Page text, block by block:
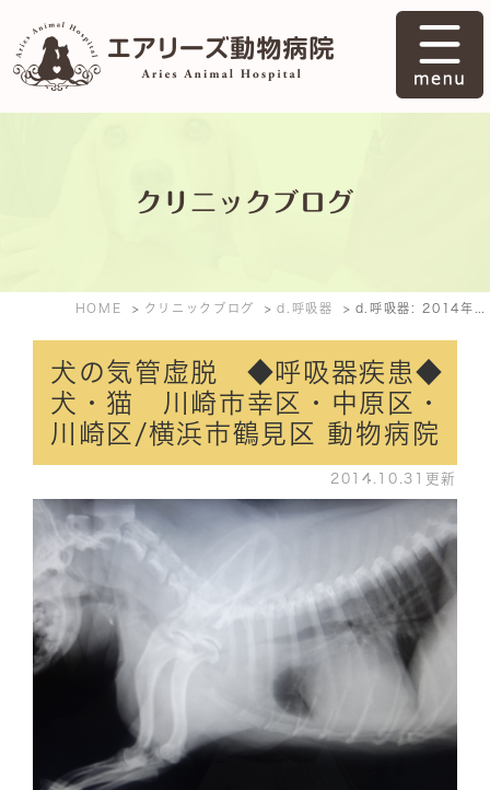
クリニックブログ
HOME クリニックブログ d.呼吸器
犬の気管虚脱 ◆呼吸器疾患◆
犬・猫 川崎市幸区・中原区・
川崎区/横浜市鶴見区 動物病院
2014.10.31更新